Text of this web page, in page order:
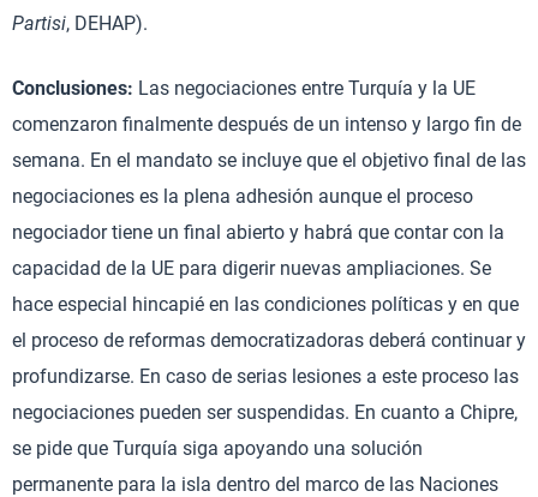
Partisi, DEHAP).
Conclusiones: Las negociaciones entre Turquía y la UE
comenzaron finalmente después de un intenso y largo fin de
semana. En el mandato se incluye que el objetivo final de las
negociaciones es la plena adhesión aunque el proceso
negociador tiene un final abierto y habrá que contar con la
capacidad de la UE para digerir nuevas ampliaciones. Se
hace especial hincapié en las condiciones políticas y en que
el proceso de reformas democratizadoras deberá continuar y
profundizarse. En caso de serias lesiones a este proceso las
negociaciones pueden ser suspendidas. En cuanto a Chipre,
se pide que Turquía siga apoyando una solución
permanente para la isla dentro del marco de las Naciones